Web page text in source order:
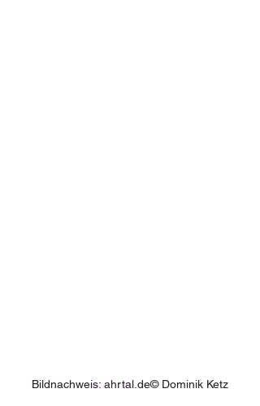
Bildnachweis: ahrtal.de© Dominik Ketz